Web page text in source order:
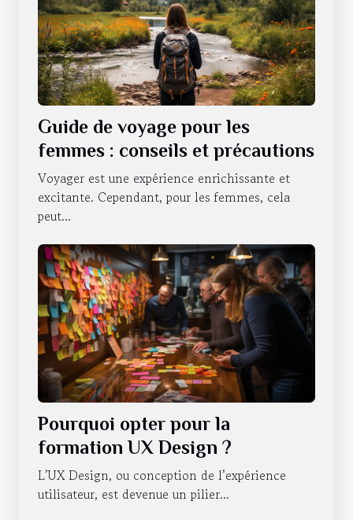
Guide de voyage pour les
femmes : conseils et précautions
Voyager est une expérience enrichissante et
excitante. Cependant, pour les femmes, cela
peut...
Pourquoi opter pour la
formation UX Design ?
L’UX Design, ou conception de l’expérience
utilisateur, est devenue un pilier...